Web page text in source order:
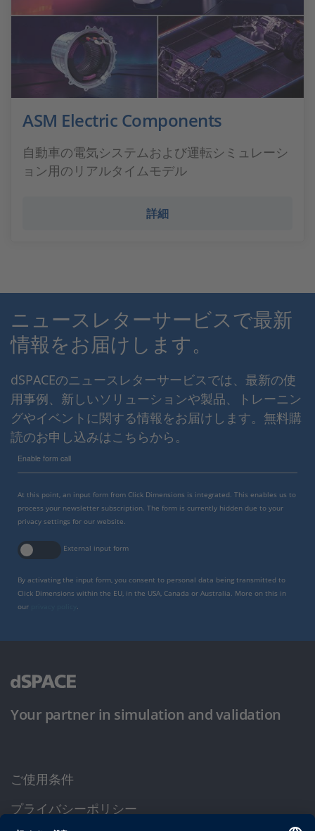
ASM Electric Components
自動車の電気システムおよび運転シミュレーシ
ョン用のリアルタイムモデル
詳細
ニュースレターサービスで最新
情報をお届けします。
dSPACEのニュースレターサービスでは、最新の使
用事例、新しいソリューションや製品、トレーニン
グやイベントに関する情報をお届けします。無料購
読のお申し込みはこちらから。
Enable form call
At this point, an input form from Click Dimensions is integrated. This enables us to
process your newsletter subscription. The form is currently hidden due to your
privacy settings for our website.
External input form
By activating the input form, you consent to personal data being transmitted to
Click Dimensions within the EU, in the USA, Canada or Australia. More on this in
our
Your partner in simulation and validation
ご使用条件
プライバシーポリシー